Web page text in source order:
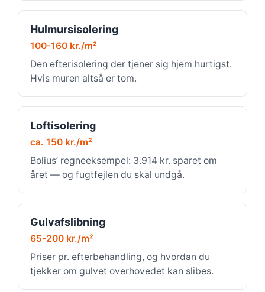
Hulmursisolering
100-160 kr./m²
Den efterisolering der tjener sig hjem hurtigst.
Hvis muren altså er tom.
Loftisolering
ca. 150 kr./m²
Bolius’ regneeksempel: 3.914 kr. sparet om
året — og fugtfejlen du skal undgå.
Gulvafslibning
65-200 kr./m²
Priser pr. efterbehandling, og hvordan du
tjekker om gulvet overhovedet kan slibes.